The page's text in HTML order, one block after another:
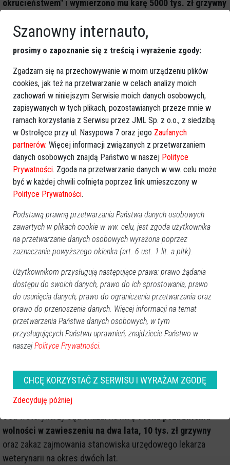
okrucieństwem" i wymierzono mu karę 5000 tys. zł grzywny
Ocalenie.W kolejnym punkcie wyeliminowano znamię
czterech oskarżonych.
Komisja Europejska ujawnia: mięso
z Kalinowa w 14 krajach Europy!
Weterynarze skazani. Działali "na
szkodę interesu publicznego"
Uchylono też orzeczenie o umorzeniu postępowania i
nawiązce wobec dwóch lekarzy weterynarii. Sąd Apelacyjny
w Białymstoku uznał ich za winnych tego, że w okresie od
lipca 2018 r. do 14 stycznia 2019 r.,działając w celu
osiągnięcia korzyści majątkowej, nie dopełnił obowiązków,
doprowadzając do uboju nienadającego się do tego bydła, tj.
chorego oraz leżącego, a także udostępniając osobom
nieuprawnionym okrągłą pieczęć do znakowania
kontrolowanego mięsa, którą mógł dysponować wyłącznie
lekarz weterynarii.Sąd uznał, że lekarze działali w ten
sposób na szkodę interesu publicznego poprzez
umożliwienie wprowadzenia do obrotu i spożycia przez
ludzi mięsa będącego niebezpieczną żywnością,
zdrowia zwierząt lub z innych względów nienadającego się
do spożycia przez ludzi.
wolności w zawieszeniu na dwa lata, 10 tys. zł grzywny
oraz zakaz zajmowania stanowiska urzędowego lekarza
weterynarii na okres dwóch lat.
Szanowny internauto,
prosimy o zapoznanie się z treścią i wyrażenie zgody:
Zgadzam się na przechowywanie w moim urządzeniu plików
cookies, jak też na przetwarzanie w celach analizy moich
zachowań w niniejszym Serwisie moich danych osobowych,
zapisywanych w tych plikach, pozostawianych przeze mnie w
ramach korzystania z Serwisu przez JML Sp. z o.o., z siedzibą
w Ostrołęce przy ul. Nasypowa 7 oraz jego Zaufanych
partnerów. Więcej informacji związanych z przetwarzaniem
danych osobowych znajdą Państwo w naszej Polityce
Prywatności. Zgoda na przetwarzanie danych w ww. celu może
być w każdej chwili cofnięta poprzez link umieszczony w
Polityce Prywatności.
Podstawą prawną przetwarzania Państwa danych osobowych
zawartych w plikach cookie w ww. celu, jest zgoda użytkownika
na przetwarzanie danych osobowych wyrażona poprzez
zaznaczanie powyższego okienka (art. 6 ust. 1 lit. a pltk).
Użytkownikom przysługują następujące prawa: prawo żądania
dostępu do swoich danych, prawo do ich sprostowania, prawo
do usunięcia danych, prawo do ograniczenia przetwarzania oraz
prawo do przenoszenia danych. Więcej informacji na temat
przetwarzania Państwa danych osobowych, w tym
przysługujących Państwu uprawnień, znajdziecie Państwo w
naszej Polityce Prywatności.
CHCĘ KORZYSTAĆ Z SERWISU I WYRAŻAM ZGODĘ
Zdecyduję później